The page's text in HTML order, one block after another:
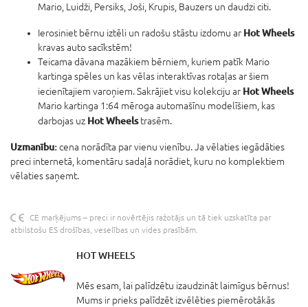
Mario, Luidži, Persiks, Joši, Krupis, Bauzers un daudzi citi.
​Ierosiniet bērnu iztēli un radošu stāstu izdomu ar Hot Wheels
kravas auto sacīkstēm!
​Teicama dāvana mazākiem bērniem, kuriem patīk Mario
kartinga spēles un kas vēlas interaktīvas rotaļas ar šiem
iecienītajiem varoņiem.​Sakrājiet visu kolekciju ar Hot Wheels
Mario kartinga 1:64 mēroga automašīnu modelīšiem, kas
darbojas uz Hot Wheelstrasēm.
Uzmanību:cena norādīta par vienu vienību. Ja vēlaties iegādāties
preci internetā, komentāru sadaļā norādiet, kuru no komplektiem
vēlaties saņemt.
CE marķējums – preci ir novērtējis ražotājs un tā tiek uzskatīta par
atbilstošu ES drošības, veselības un vides prasībām.
HOT WHEELS
Mēs esam, lai palīdzētu izaudzināt laimīgus bērnus!
Mums ir prieks palīdzēt izvēlēties piemērotākās